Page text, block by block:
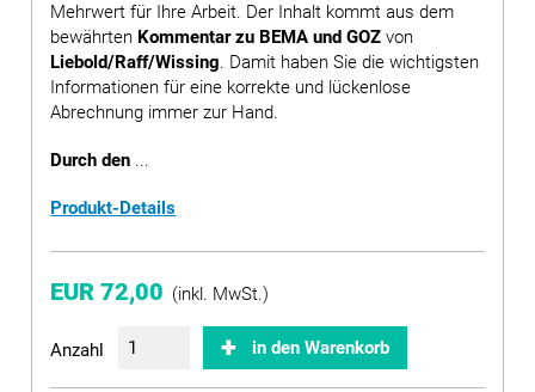
Mehrwert für Ihre Arbeit. Der Inhalt kommt aus dem
bewährten Kommentar zu BEMA und GOZ von
Liebold/Raff/Wissing. Damit haben Sie die wichtigsten
Informationen für eine korrekte und lückenlose
Abrechnung immer zur Hand.
Durch den ...
Produkt-Details
EUR 72,00 (inkl. MwSt.)
Anzahl in den Warenkorb